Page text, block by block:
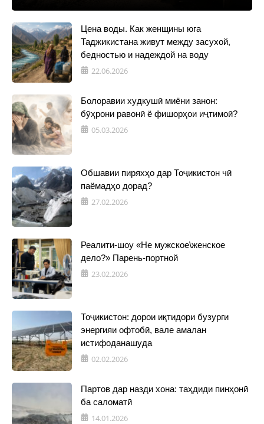
Цена воды. Как женщины юга
Таджикистана живут между засухой,
бедностью и надеждой на воду
22.06.2026
Болоравии худкушӣ миёни занон:
бӯҳрони равонӣ ё фишорҳои иҷтимоӣ?
05.03.2026
Обшавии пиряхҳо дар Тоҷикистон чӣ
паёмадҳо дорад?
27.02.2026
Реалити-шоу «Не мужское\женское
дело?» Парень-портной
23.02.2026
Тоҷикистон: дорои иқтидори бузурги
энергияи офтобӣ, вале амалан
истифоданашуда
02.02.2026
Партов дар назди хона: таҳдиди пинҳонӣ
ба саломатӣ
14.01.2026